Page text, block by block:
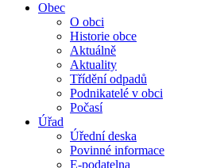
Obec
O obci
Historie obce
Aktuálně
Aktuality
Třídění odpadů
Podnikatelé v obci
Počasí
Úřad
Úřední deska
Povinné informace
E-podatelna